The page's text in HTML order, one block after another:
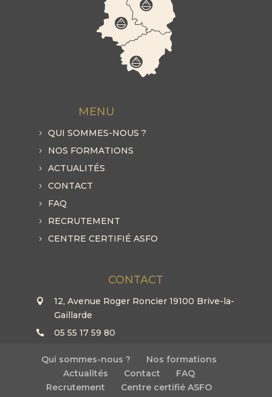
MENU
QUI SOMMES-NOUS ?
NOS FORMATIONS
ACTUALITÉS
CONTACT
FAQ
RECRUTEMENT
CENTRE CERTIFIÉ ASFO
CONTACT
12, Avenue Roger Roncier 19100 Brive-la-
Gaillarde
05 55 17 59 80
Qui sommes-nous ?
Nos formations
Actualités
Contact
FAQ
Recrutement
Centre certifié ASFO